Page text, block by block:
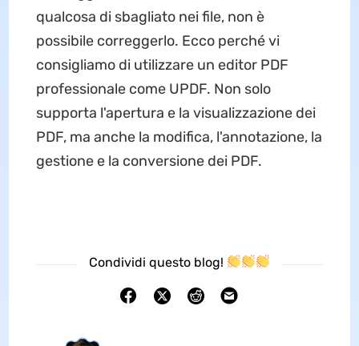
qualcosa di sbagliato nei file, non è
possibile correggerlo. Ecco perché vi
consigliamo di utilizzare un editor PDF
professionale come UPDF. Non solo
supporta l'apertura e la visualizzazione dei
PDF, ma anche la modifica, l'annotazione, la
gestione e la conversione dei PDF.
Condividi questo blog!